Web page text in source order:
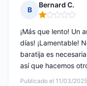
B
Bernard C.
Nota: 1 de 5
Publicado el 11/03/
¡Más que lento! Un
días! ¡Lamentable!
baratija es
así que hacemos